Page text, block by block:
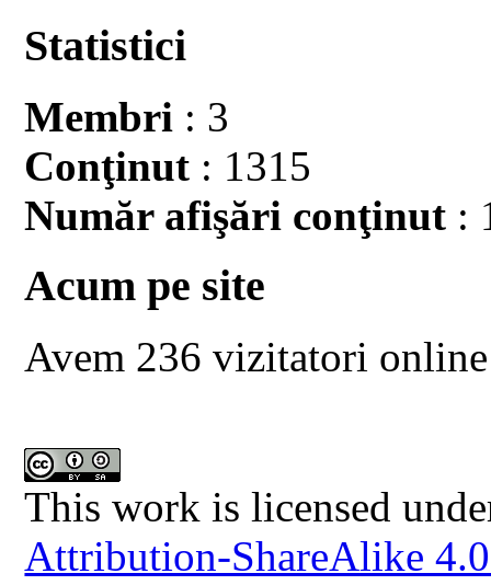
Statistici
Membri : 3
Conţinut : 1315
Număr afişări conţinut :
Acum pe site
Avem 236 vizitatori online
This work is licensed
Attribution-ShareAlike